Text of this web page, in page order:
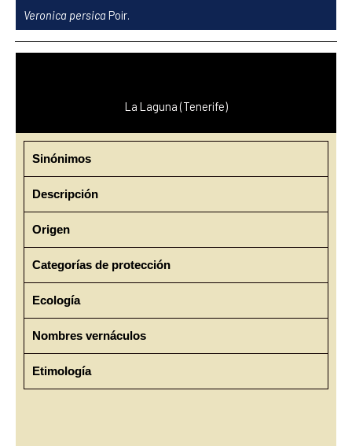
contenido
Veronica persicaPoir.
La Laguna (Tenerife)
Sinónimos
Descripción
Origen
Categorías de protección
Ecología
Nombres vernáculos
Etimología